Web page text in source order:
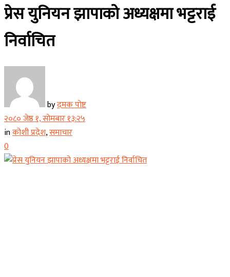
प्रेस युनियन झापाको अध्यक्षमा भट्टराई
निर्वाचित
byदमक पोष्ट
२०८० जेष्ठ १, सोमबार १३:२५
inकोशी प्रदेश,समाचार
0